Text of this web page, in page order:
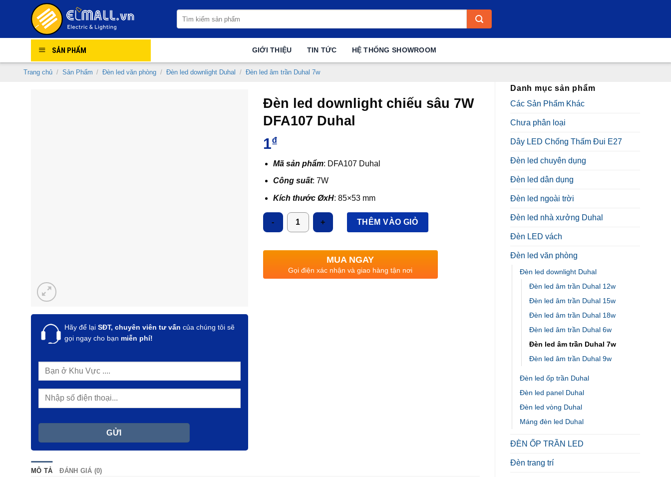
kiếm:
SẢN PHẨM GIỚI THIỆU TIN TỨC HỆ THỐNG SHOWROOM
Trang chủ / Sản Phẩm / Đèn led văn phòng / Đèn led downlight Duhal / Đèn led âm trần Duhal 7w
Danh mục sản phẩm
Các Sản Phẩm Khác
Chưa phân loại
Dây LED Chống Thấm Đui E27
Đèn led chuyên dụng
Đèn led dân dụng
Đèn led ngoài trời
Đèn led nhà xưởng Duhal
Đèn LED vách
Đèn led văn phòng
Đèn led downlight Duhal
Đèn led âm trần Duhal 12w
Đèn led âm trần Duhal 15w
Đèn led âm trần Duhal 18w
Đèn led âm trần Duhal 6w
Đèn led âm trần Duhal 7w
Đèn led âm trần Duhal 9w
Đèn led ốp trần Duhal
Đèn led panel Duhal
Đèn led vòng Duhal
Máng đèn led Duhal
ĐÈN ỐP TRẦN LED
Đèn trang trí
Hãy để lại SĐT, chuyên viên tư vấn của chúng tôi sẽ
gọi ngay cho bạn miễn phí!
Đèn led downlight chiếu sâu 7W
DFA107 Duhal
1₫
Mã sản phẩm: DFA107 Duhal
Công suất: 7W
Kích thước ØxH: 85×53 mm
Kích thước khoét lỗ: Ø73 mm
Quang thông: 650lm
Ánh sáng: 3000K/6500K
: >80, IP: 44
Số lượng
THÊM VÀO GIỎ
MUA NGAY
Gọi điện xác nhận và giao hàng tận nơi
MÔ TẢ ĐÁNH GIÁ (0)